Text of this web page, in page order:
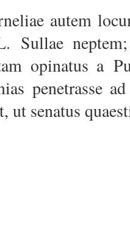
autem
Sullae
opinatus a
penetrasse
ut senatus